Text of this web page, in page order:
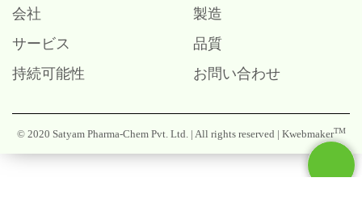
Contact
会社
製造
サービス
品質
持続可能性
お問い合わせ
© 2020 Satyam Pharma-Chem Pvt. Ltd. | All rights reserved | KwebmakerTM